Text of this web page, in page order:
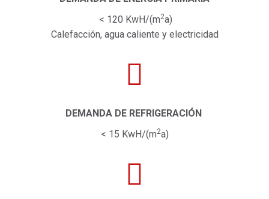
< 120 KwH/(m2a)
Calefacción, agua caliente y electricidad
DEMANDA DE REFRIGERACIÓN
< 15 KwH/(m2a)